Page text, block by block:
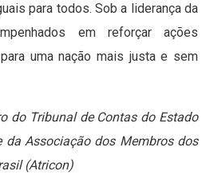
para todos. Sob a liderança da
em reforçar ações
uma nação mais justa e sem
do Tribunal de Contas do Estado
da Associação dos Membros dos
(Atricon)